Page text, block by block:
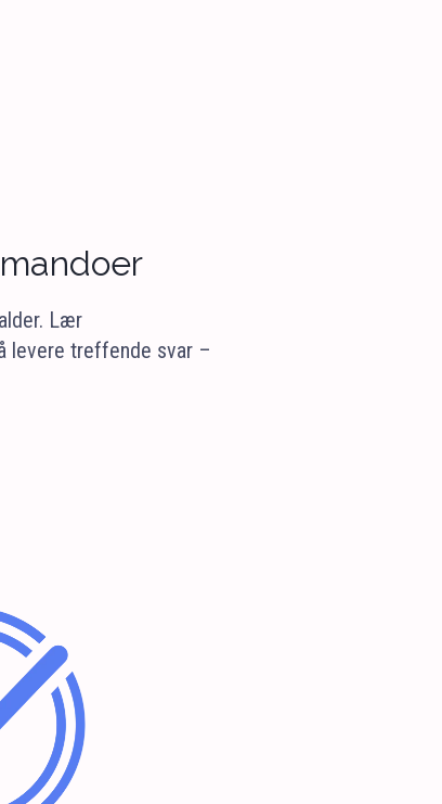
Lær
levere treffende svar –